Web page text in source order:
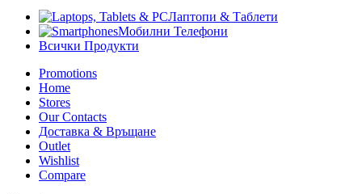
Лаптопи & Таблети
Мобилни Телефони
Всички Продукти
Promotions
Home
Stores
Our Contacts
Доставка & Връщане
Outlet
Wishlist
Compare